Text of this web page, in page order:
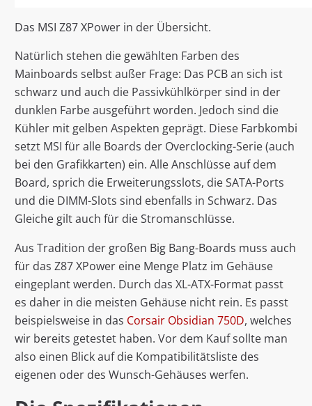
Das MSI Z87 XPower in der Übersicht.
Natürlich stehen die gewählten Farben des
Mainboards selbst außer Frage: Das PCB an sich ist
schwarz und auch die Passivkühlkörper sind in der
dunklen Farbe ausgeführt worden. Jedoch sind die
Kühler mit gelben Aspekten geprägt. Diese Farbkombi
setzt MSI für alle Boards der Overclocking-Serie (auch
bei den Grafikkarten) ein. Alle Anschlüsse auf dem
Board, sprich die Erweiterungsslots, die SATA-Ports
und die DIMM-Slots sind ebenfalls in Schwarz. Das
Gleiche gilt auch für die Stromanschlüsse.
Aus Tradition der großen Big Bang-Boards muss auch
für das Z87 XPower eine Menge Platz im Gehäuse
eingeplant werden. Durch das XL-ATX-Format passt
es daher in die meisten Gehäuse nicht rein. Es passt
beispielsweise in das Corsair Obsidian 750D, welches
wir bereits getestet haben. Vor dem Kauf sollte man
also einen Blick auf die Kompatibilitätsliste des
eigenen oder des Wunsch-Gehäuses werfen.